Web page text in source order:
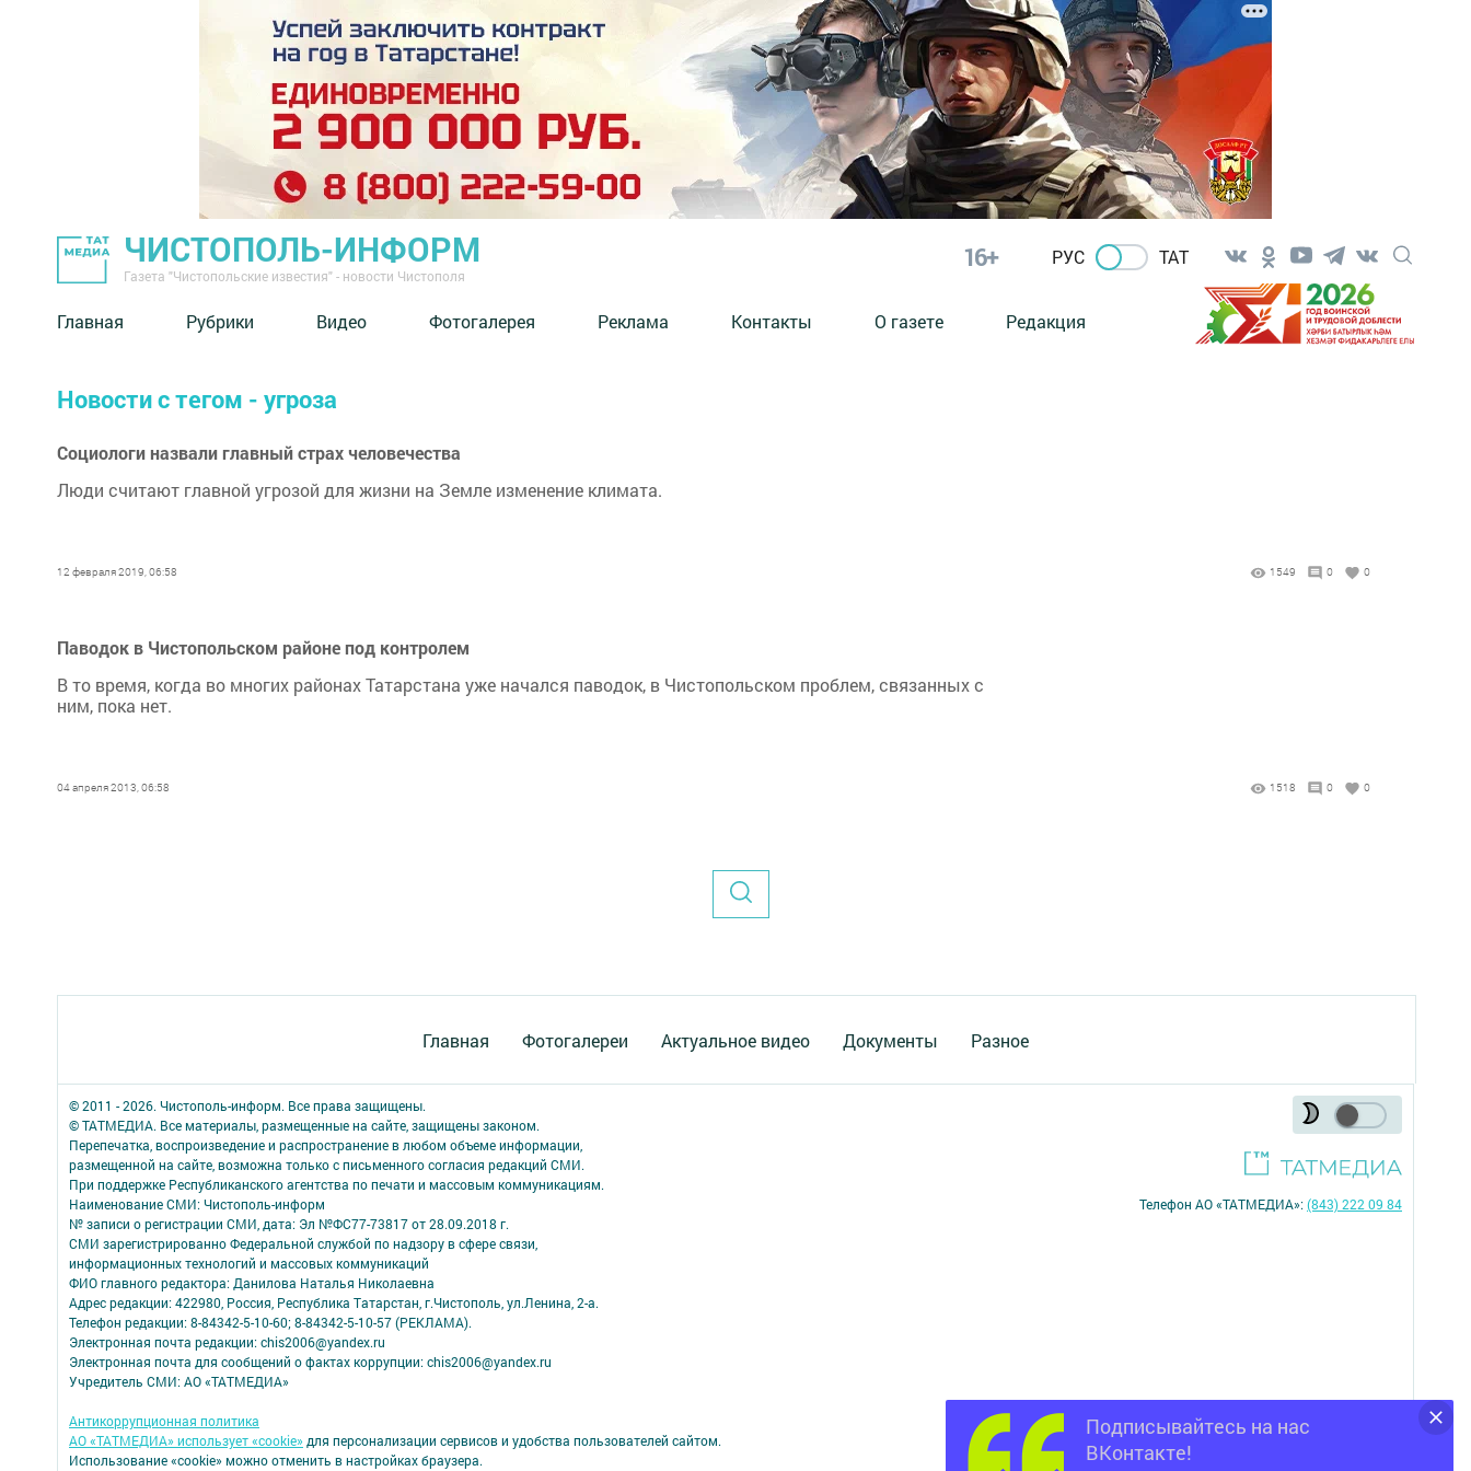
ЧИСТОПОЛЬ-ИНФОРМ
Газета "Чистопольские известия" - новости Чистополя
16+ РУС ТАТ
Главная Рубрики Видео Фотогалерея Реклама Контакты О газете Редакция
Новости с тегом - угроза
Социологи назвали главный страх человечества
Люди считают главной угрозой для жизни на Земле изменение климата.
12 февраля 2019, 06:58 1549 0 0
Паводок в Чистопольском районе под контролем
В то время, когда во многих районах Татарстана уже начался паводок, в Чистопольском проблем, связанных с
ним, пока нет.
04 апреля 2013, 06:58 1518 0 0
Главная Фотогалереи Актуальное видео Документы Разное
Подписывайтесь на нас
ВКонтакте!
© 2011 - 2026. Чистополь-информ. Все права защищены.
© ТАТМЕДИА. Все материалы, размещенные на сайте, защищены законом.
Перепечатка, воспроизведение и распространение в любом объеме информации,
размещенной на сайте, возможна только с письменного согласия редакций СМИ.
При поддержке Республиканского агентства по печати и массовым коммуникациям.
Наименование СМИ: Чистополь-информ
№ записи о регистрации СМИ, дата: Эл №ФС77-73817 от 28.09.2018 г.
СМИ зарегистрированно Федеральной службой по надзору в сфере связи,
информационных технологий и массовых коммуникаций
ФИО главного редактора: Данилова Наталья Николаевна
Адрес редакции: 422980, Россия, Республика Татарстан, г.Чистополь, ул.Ленина, 2-а.
Телефон редакции: 8-84342-5-10-60; 8-84342-5-10-57 (РЕКЛАМА).
Электронная почта редакции: chis2006@yandex.ru
Электронная почта для сообщений о фактах коррупции: chis2006@yandex.ru
Учредитель СМИ: АО «ТАТМЕДИА»
Антикоррупционная политика
АО «ТАТМЕДИА» использует «cookie» для персонализации сервисов и удобства пользователей сайтом.
Использование «cookie» можно отменить в настройках браузера.
Телефон АО «ТАТМЕДИА»:(843) 222 09 84